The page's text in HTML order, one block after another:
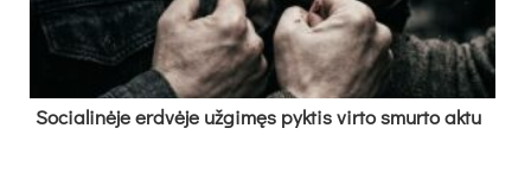
So­cia­li­nė­je erd­vė­je už­gi­męs pyk­tis vir­to smur­to ak­tu